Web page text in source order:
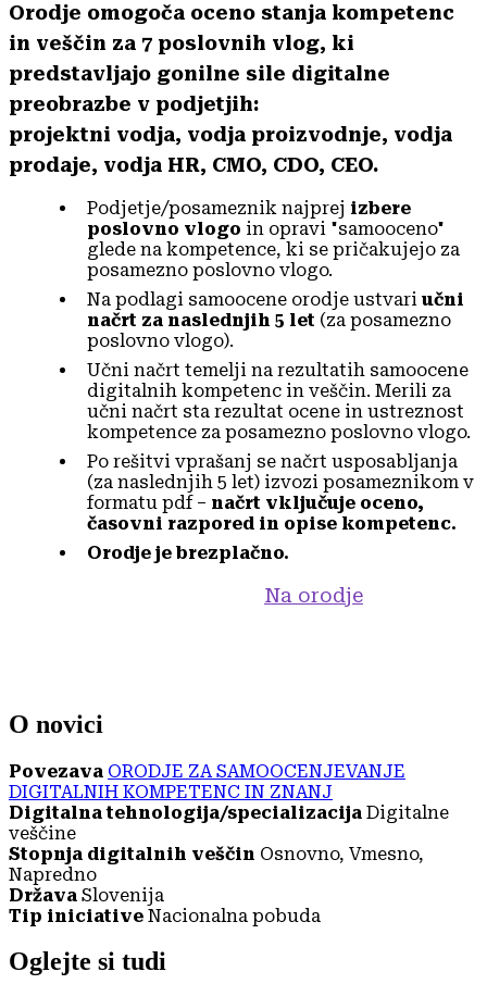
Orodje omogoča oceno stanja kompetenc
in veščin za 7 poslovnih vlog, ki
predstavljajo gonilne sile digitalne
preobrazbe v podjetjih:
projektni vodja, vodja proizvodnje, vodja
prodaje, vodja HR, CMO, CDO, CEO.
Podjetje/posameznik najprej izbere
poslovno vlogo in opravi "samooceno"
glede na kompetence, ki se pričakujejo za
posamezno poslovno vlogo.
Na podlagi samoocene orodje ustvari učni
načrt za naslednjih 5 let (za posamezno
poslovno vlogo).
Učni načrt temelji na rezultatih samoocene
digitalnih kompetenc in veščin. Merili za
učni načrt sta rezultat ocene in ustreznost
kompetence za posamezno poslovno vlogo.
Po rešitvi vprašanj se načrt usposabljanja
(za naslednjih 5 let) izvozi posameznikom v
formatu pdf – načrt vključuje oceno,
časovni razpored in opise kompetenc.
Orodje je brezplačno.
Na orodje
O novici
Povezava ORODJE ZA SAMOOCENJEVANJE
DIGITALNIH KOMPETENC IN ZNANJ
Digitalna tehnologija/specializacija Digitalne
veščine
Stopnja digitalnih veščin Osnovno, Vmesno,
Napredno
Država Slovenija
Tip iniciative Nacionalna pobuda
Oglejte si tudi